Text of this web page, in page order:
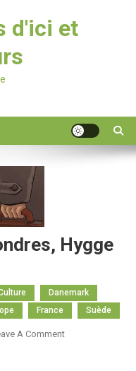
d'ici et
Hygge
Danemark
France Suède
A CommentOn